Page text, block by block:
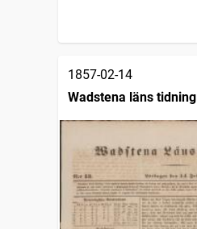
1857-02-14
Wadstena läns tidning